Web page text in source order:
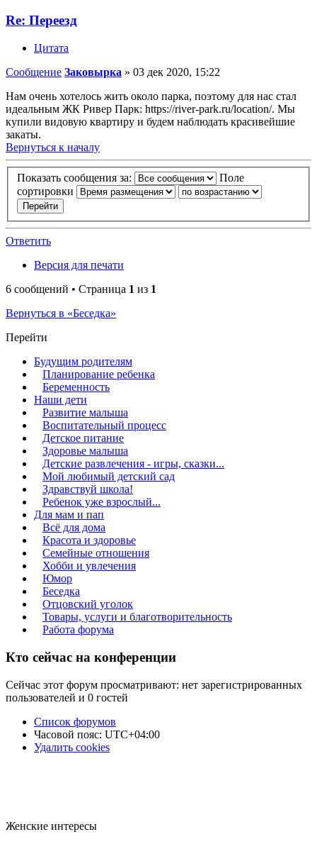
Re: Переезд
Цитата
Сообщение Заковырка » 03 дек 2020, 15:22
Нам очень хотелось жить около парка, поэтому для нас стал
идеальным ЖК Ривер Парк: https://river-park.ru/location/. Мы
купили видовую квартиру и будем наблюдать красивейшие
закаты.
Вернуться к началу
Показать сообщения за:
Поле
сортировки
Ответить
Версия для печати
6 сообщений • Страница 1 из 1
Вернуться в «Беседка»
Перейти
Будущим родителям
Планирование ребенка
Беременность
Наши дети
Развитие малыша
Воспитательный процесс
Детское питание
Здоровье малыша
Детские развлечения - игры, сказки...
Мой любимый детский сад
Здравствуй школа!
Ребенок уже взрослый...
Для мам и пап
Всё для дома
Красота и здоровье
Семейные отношения
Хобби и увлечения
Юмор
Беседка
Отцовский уголок
Товары, услуги и благотворительность
Работа форума
Кто сейчас на конференции
Сейчас этот форум просматривают: нет зарегистрированных
пользователей и 0 гостей
Список форумов
Часовой пояс: UTC+04:00
Удалить cookies
Женские интересы